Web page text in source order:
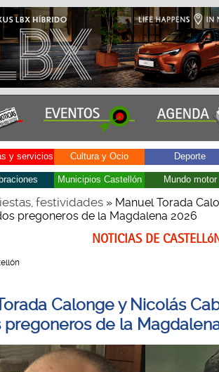
y servicios Cultura y Ocio Deporte
Municipios Castellón Mundo motor
festividades» Manuel Torada
pregoneros de la Magdalena 2026
NOTICIAS DE
Calonge y Nicolás
de la